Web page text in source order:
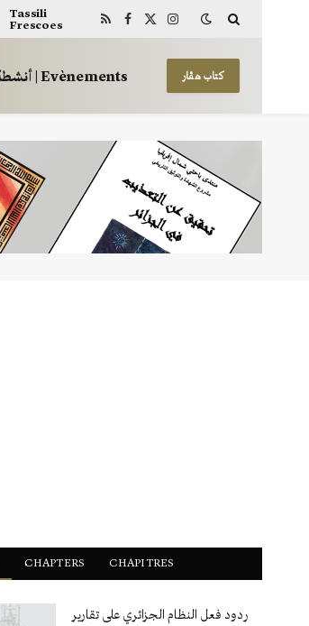
Tassili
Frescoes
RSS Facebook
X
Instagram
أنشطة | Evènements كتاب هڤار
ْCHAPTERS CHAPITRES
ردود فعل النظام الجزائري على تقارير